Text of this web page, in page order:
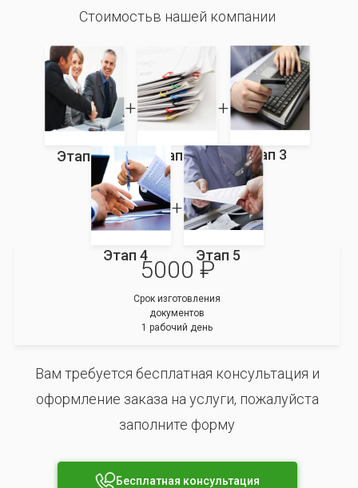
Стоимостьв нашей компании
Этап 1 Этап 2 Этап 3
Этап 4 Этап 5
5000 ₽
Срок изготовления
документов
1 рабочий день
Вам требуется бесплатная консультация и
оформление заказа на услуги, пожалуйста
заполните форму
Бесплатная консультация